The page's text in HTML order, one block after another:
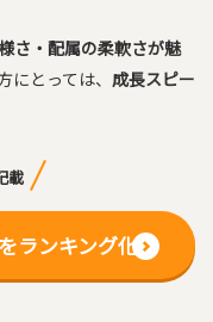
さ・配属の柔軟さが魅
とっては、 成長スピー
載
ランキング化